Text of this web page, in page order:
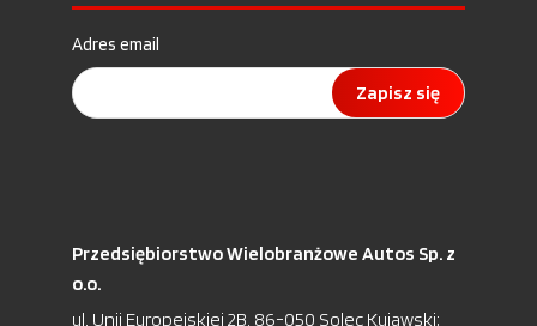
Adres email
Zapisz się
Przedsiębiorstwo Wielobranżowe Autos Sp. z
o.o.
ul. Unii Europejskiej 2B, 86-050 Solec Kujawski;